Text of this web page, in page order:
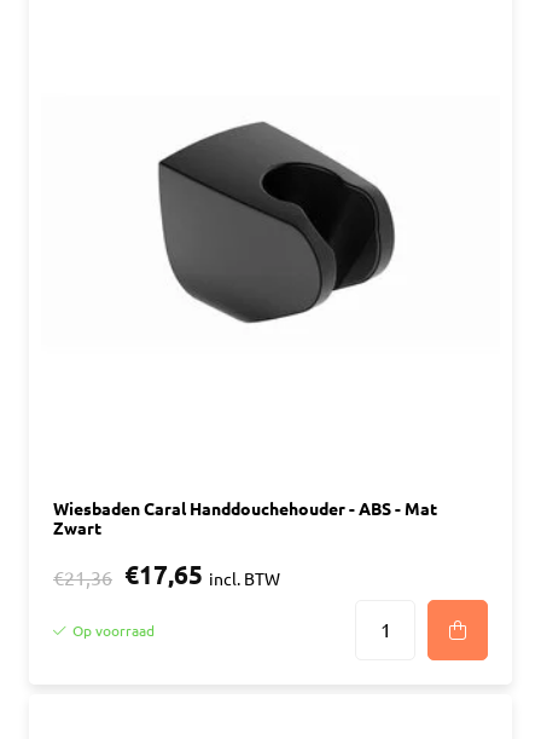
Wiesbaden Caral Handdouchehouder - ABS - Mat
Zwart
€21,36 €17,65 incl. BTW
Op voorraad